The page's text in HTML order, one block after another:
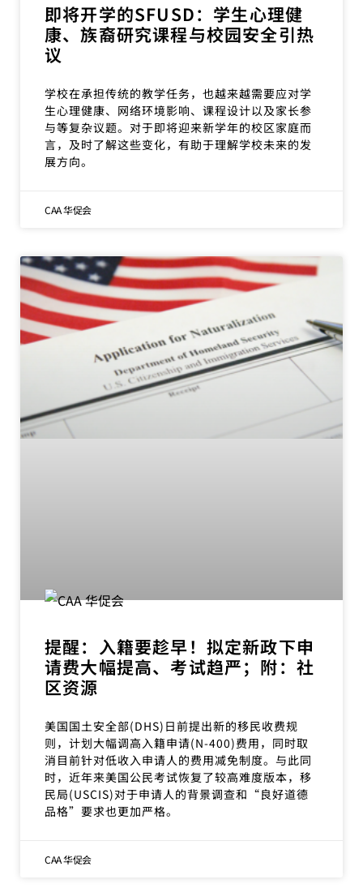
即将开学的SFUSD：学生心理健
康、族裔研究课程与校园安全引热
议
学校在承担传统的教学任务，也越来越需要应对学
生心理健康、网络环境影响、课程设计以及家长参
与等复杂议题。对于即将迎来新学年的校区家庭而
言，及时了解这些变化，有助于理解学校未来的发
展方向。
CAA 华促会
提醒：入籍要趁早！拟定新政下申
请费大幅提高、考试趋严；附：社
区资源
美国国土安全部(DHS)日前提出新的移民收费规
则，计划大幅调高入籍申请(N-400)费用，同时取
消目前针对低收入申请人的费用减免制度。与此同
时，近年来美国公民考试恢复了较高难度版本，移
民局(USCIS)对于申请人的背景调查和“良好道德
品格”要求也更加严格。
CAA 华促会